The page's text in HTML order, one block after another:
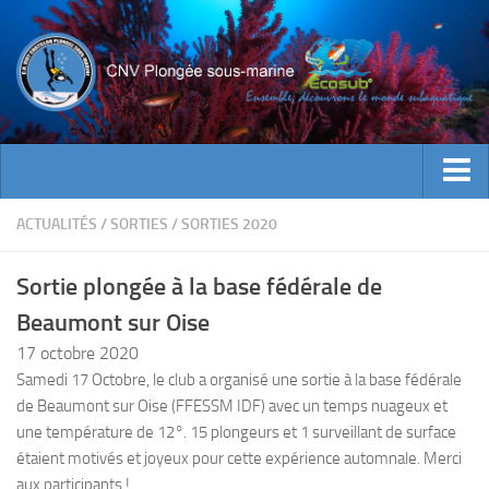
ACTUALITES
INFOS CNV
Contacts
Documents utiles
Encadrement
Historique
ACTUALITÉS /SORTIES /SORTIES 2020
Sortie plongée à la base fédérale de
Beaumont sur Oise
17 octobre 2020
Samedi 17 Octobre, le club a organisé une sortie à la base fédérale
de Beaumont sur Oise (FFESSM IDF) avec un temps nuageux et
une température de 12°. 15 plongeurs et 1 surveillant de surface
étaient motivés et joyeux pour cette expérience automnale. Merci
aux participants !